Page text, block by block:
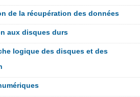
de la récupération des données
aux disques durs
logique des disques et des